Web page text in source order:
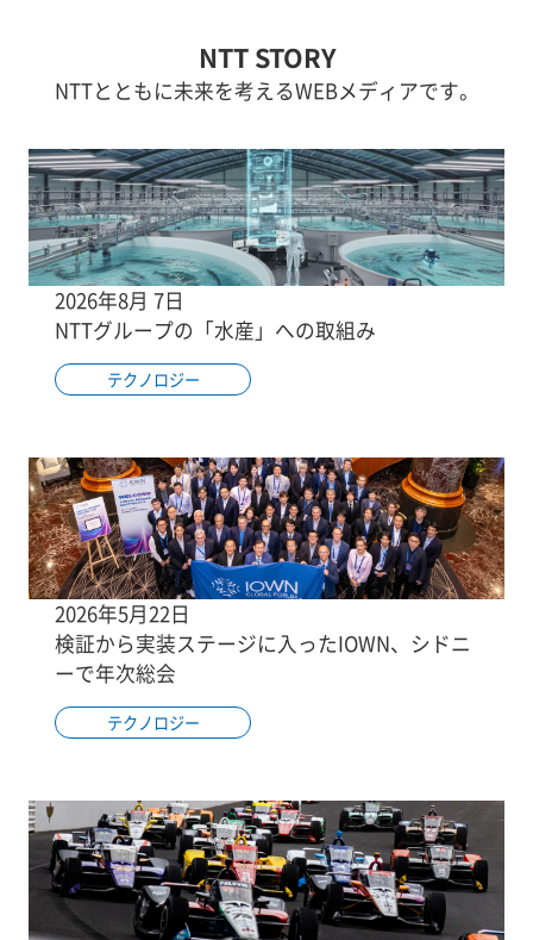
NTT STORY
NTTとともに未来を考えるWEBメディアです。
2026年8月 7日
NTTグループの「水産」への取組み
テクノロジー
2026年5月22日
検証から実装ステージに入ったIOWN、シドニ
ーで年次総会
テクノロジー